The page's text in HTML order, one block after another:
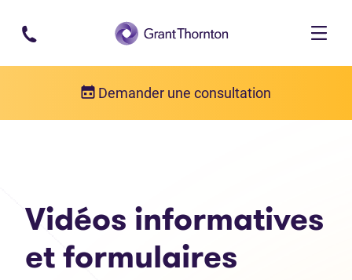
Passer au contenu principal
Demander une consultation
Vidéos informatives
et formulaires